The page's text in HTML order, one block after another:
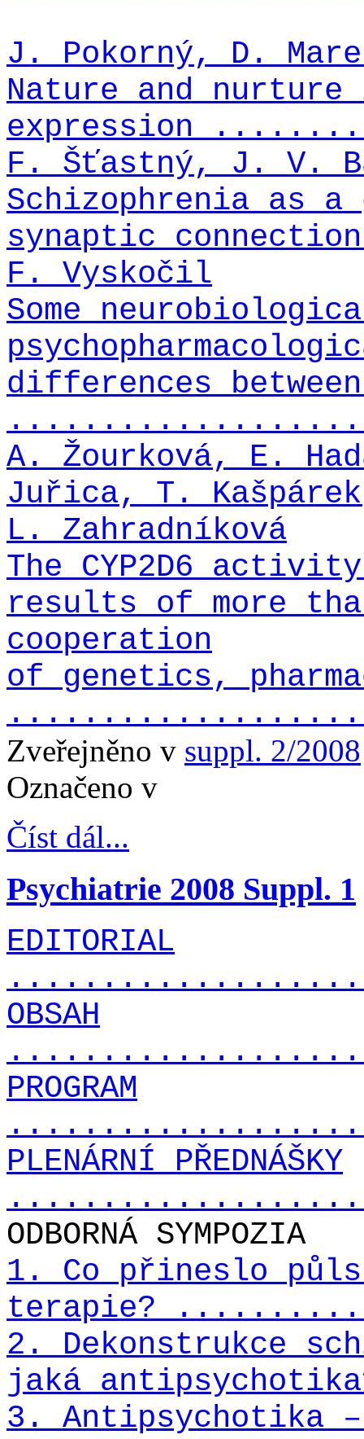
J. Pokorný, D.
Nature and
expression
F. Šťastný, J. V.
Schizophrenia as
synaptic
F. Vyskočil
Some
differences between
A. Žourková, E.
Juřica, T.
L. Zahradníková
The CYP2D6
results of more
cooperation
of genetics,
Zveřejněno v suppl. 2/2008
Označeno v
Číst dál...
Psychiatrie 2008 Suppl. 1
EDITORIAL
OBSAH
PROGRAM
PLENÁRNÍ PŘEDNÁŠKY
ODBORNÁ SYMPOZIA
1. Co přineslo
terapie?
2. Dekonstrukce
jaká
3. Antipsychotika –